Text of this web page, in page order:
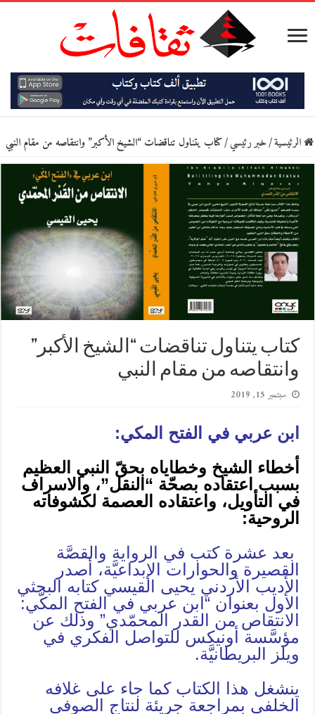
الرئيسية/خبر رئيسي/كتاب يتناول تناقضات “الشيخ الأكبر” وانتقاصه من مقام النبي
كتاب يتناول تناقضات “الشيخ الأكبر”
وانتقاصه من مقام النبي
سبتمبر 15, 2019
ابن عربي في الفتح المكي:
أخطاء الشيخ وخطاياه بحقّ النبي العظيم
بسبب اعتقاده بصحّة “النقل”، والاسراف
في التأويل، واعتقاده العصمة لكشوفاته
الروحية:
بعد عشرة كتب في الرواية والقصَّة
القصيرة والحوارات الإبداعيَّة، أصدر
الأديب الأردني يحيى القيسي كتابه البحثي
الأول بعنوان “ابن عربي في الفتح المكّي:
الانتقاص من القدر المحمّدي” وذلك عن
مؤسَّسة أونيكس للتواصل الفكري في
ويلز البريطانيَّة.
ينشغل هذا الكتاب كما جاء على غلافه
الخلفي بمراجعة جريئة لنتاج الصوفي